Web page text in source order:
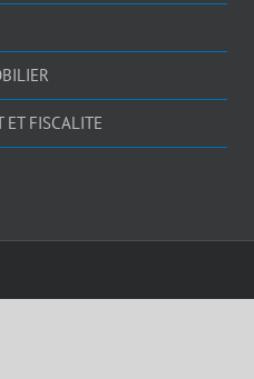
ET FISCALITE